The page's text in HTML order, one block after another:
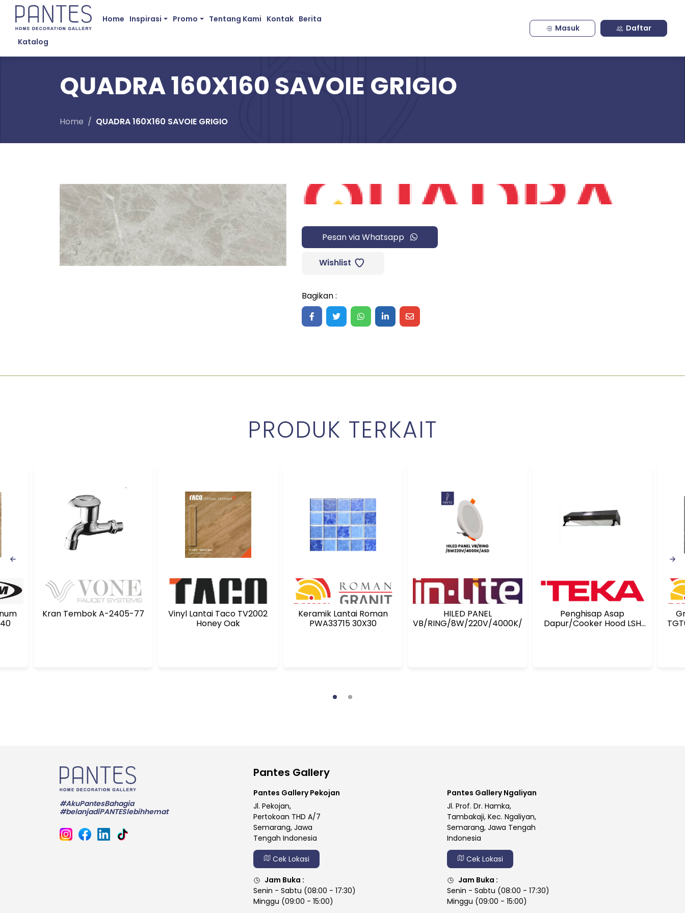
Home Inspirasi Promo Tentang Kami Kontak Berita
Katalog
Masuk Daftar
QUADRA 160X160 SAVOIE GRIGIO
Home QUADRA 160X160 SAVOIE GRIGIO
Pesan via Whatsapp
Wishlist
Bagikan :
Share on Facebook
Share on Twitter
Share on WhatsApp
Share on LinkedIn
Share on Mail
PRODUK TERKAIT
Kran Tembok A-2405-77
Vinyl Lantai Taco TV2002
Honey Oak
Keramik Lantai Roman
PWA33715 30X30
HILED PANEL
VB/RING/8W/220V/4000K/ASD
Penghisap Asap
Dapur/Cooker Hood LSH
#AkuPantesBahagia
#belanjadiPANTESlebihhemat
Pantes Gallery
Pantes Gallery Pekojan
Jl. Pekojan,
Pertokoan THD A/7
Semarang, Jawa
Tengah Indonesia
Cek Lokasi
Jam Buka :
Senin - Sabtu (08:00 - 17:30)
Minggu (09:00 - 15:00)
Pantes Gallery Ngaliyan
Jl. Prof. Dr. Hamka,
Tambakaji, Kec. Ngaliyan,
Semarang, Jawa Tengah
Indonesia
Cek Lokasi
Jam Buka :
Senin - Sabtu (08:00 - 17:30)
Minggu (09:00 - 15:00)